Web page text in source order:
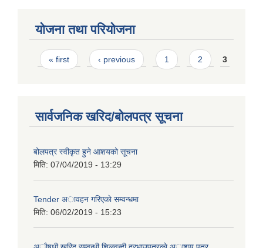
योजना तथा परियोजना
Pages
« first ‹ previous 1 2 3
सार्वजनिक खरिद/बोलपत्र सूचना
बोलपत्र स्वीकृत हुने आशयको सूचना
मिति: 07/04/2019 - 13:29
Tender अावहन गरिएकाे सम्वन्धमा
मिति: 06/02/2019 - 15:23